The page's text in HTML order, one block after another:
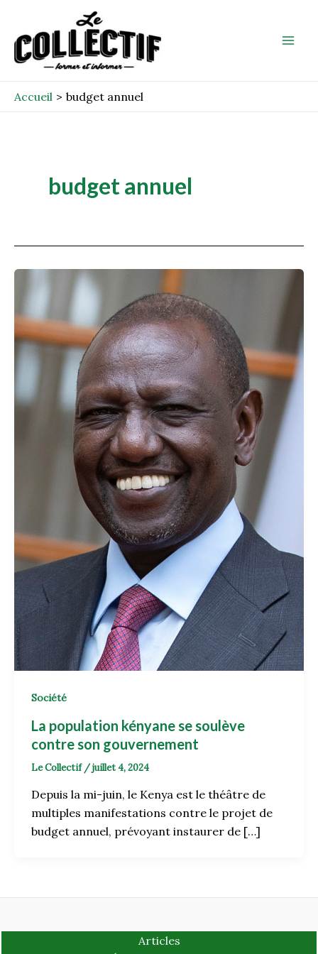
contenu
Accueil budget annuel
budget annuel
Société
La population kényane se soulève
contre son gouvernement
Le Collectif /juillet 4, 2024
Depuis la mi-juin, le Kenya est le théâtre de
multiples manifestations contre le projet de
budget annuel, prévoyant instaurer de […]
Articles